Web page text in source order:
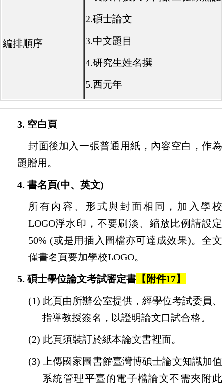
編排順序
2.碩士論文
3.中文題目
4.研究生姓名撰
5.西元年
3. 空白頁
封面後加入一張普通用紙，內容空白，作為
題贈用。
4. 書名頁(中、英文)
所有內容、形式與封面相同，加入學校
LOGO浮水印，不要刷淡、縮放比例請設定
50% (或是用插入圖檔亦可達成效果)。全文
僅書名頁要加學校LOGO。
5. 碩士學位論文考試審定書【附件17】
(1) 此頁由所辦公室提供，經學位考試委員、
指導教授簽名，以證明論文口試合格。
(2) 此頁須裝訂於紙本論文書裡面。
(3)
上傳國家圖書館臺灣博碩士論文知識加值
系統管理平臺的電子檔論文不需夾附此